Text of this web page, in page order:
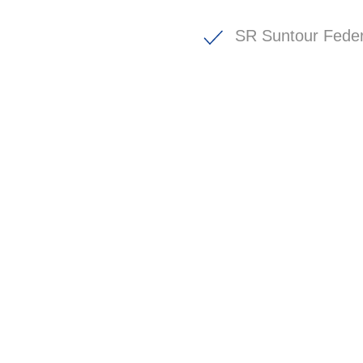
SR Suntour